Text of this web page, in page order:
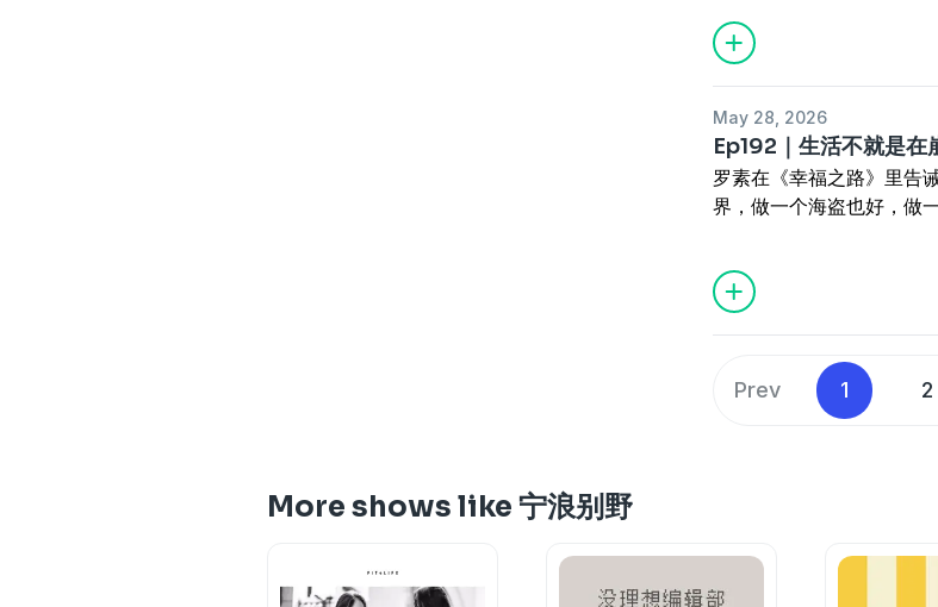
最后它更是每个所有女生
论多羞耻、奇葩、不合时
+微信nlby-666 联系小助
WiFi吧！
建联/合作联系微信：
欢迎大家给我们留言诉说
【宁浪别野是什么？】
首先它是一个实体的大别
了个大house。我们不定
浪、读书、聊天、玩儿音乐
同时它还是一档播客，是
分享故事的地方。
最后它更是每个所有女生
+微信nlby-666 联系小助
WiFi吧！
31:12 全国Ⅰ卷：二十年了
40:18 全国Ⅱ卷：只要还活
49:11 不然呢？起起伏伏
【�️本期陪伴】
归来仍是好学生，认真作
四十岁第一次直面高考作
J中有P，认真蹲腿应对所
首先它是一个实体的大别
了个大house。我们不定
浪、读书、聊天、玩儿音
同时它还是一档播客，是
分享故事的地方。
宁浪别野是每一个女生可
07:24
17:24松下S9相机：自带
23:29自拍显示屏：有人
30:43化妆刷洗衣机：干
33:25奥克斯男士夹板：
38:02
40:17
42:03布纸有爱挂画：被
装饰画设计师、
49:33NFC门禁卡贴纸：出
水光妆前乳：黑皮
【宁浪别野是什么？】
首先它是一个实体的大别
May 28, 2026
Ep192｜生活不就是在
罗素在《幸福之路》里告
界，做一个海盗也好，做
也好，去过一种生活，
最近，宁浪别野的家人们
处。依侬的崩溃发生的
北京，这6天的艰辛使她
遍遍的诉说中传达；即便
Prev 1 2
More shows like 宁浪别野